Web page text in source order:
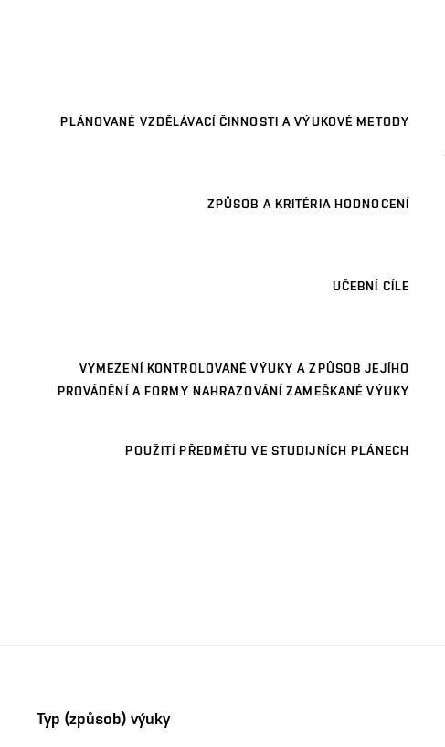
PLÁNOVANÉ VZDĚLÁVACÍ ČINNOSTI A VÝUKOVÉ METODY
ZPŮSOB A KRITÉRIA HODNOCENÍ
UČEBNÍ CÍLE
VYMEZENÍ KONTROLOVANÉ VÝUKY A ZPŮSOB JEJÍHO
PROVÁDĚNÍ A FORMY NAHRAZOVÁNÍ ZAMEŠKANÉ VÝUKY
POUŽITÍ PŘEDMĚTU VE STUDIJNÍCH PLÁNECH
Typ (způsob) výuky